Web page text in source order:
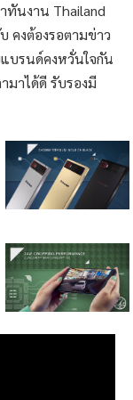
ทันงาน Thailand
คงต้องรอตามข่าว
บรนด์คงหวั่นใจกัน
มาได้ดี รับรองมี